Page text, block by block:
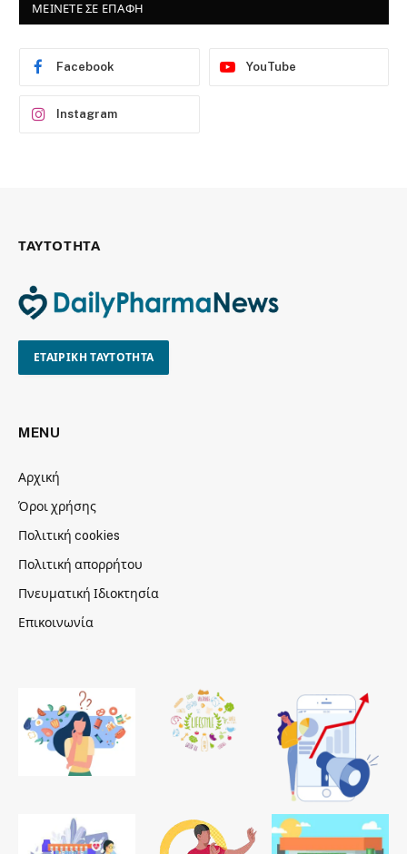
ΜΕΙΝΕΤΕ ΣΕ ΕΠΑΦΗ
Facebook YouTube
Instagram
ΤΑΥΤΟΤΗΤΑ
ΕΤΑΙΡΙΚΗ ΤΑΥΤΟΤΗΤΑ
MENU
Αρχική
Όροι χρήσης
Πολιτική cookies
Πολιτική απορρήτου
Πνευματική Ιδιοκτησία
Επικοινωνία